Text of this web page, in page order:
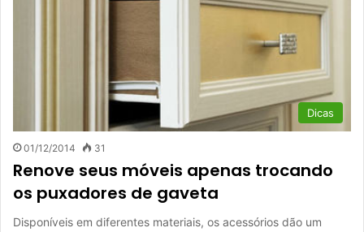
Dicas
01/12/2014 31
Renove seus móveis apenas trocando
os puxadores de gaveta
Disponíveis em diferentes materiais, os acessórios dão um